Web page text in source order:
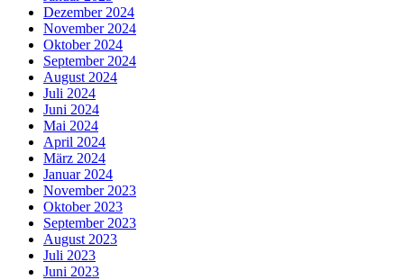
Dezember 2024
November 2024
Oktober 2024
September 2024
August 2024
Juli 2024
Juni 2024
Mai 2024
April 2024
März 2024
Januar 2024
November 2023
Oktober 2023
September 2023
August 2023
Juli 2023
Juni 2023